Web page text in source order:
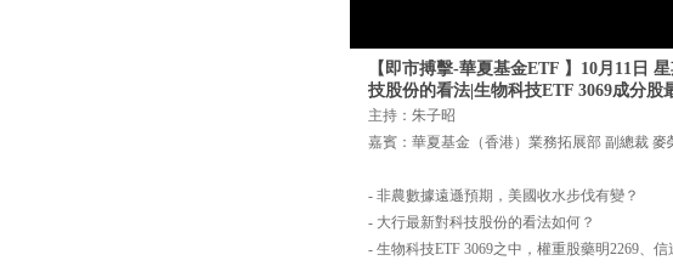
【即市搏擊-華夏基金ETF 】10月11日
技股份的看法|生物科技ETF 3069成分股
主持：朱子昭
嘉賓：華夏基金（香港）業務拓展部 副總裁 麥
- 非農數據遠遜預期，美國收水步伐有變？
- 大行最新對科技股份的看法如何？
- 生物科技ETF 3069之中，權重股藥明2269、